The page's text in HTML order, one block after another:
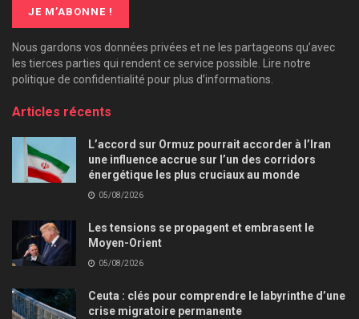
Nous gardons vos données privées et ne les partageons qu’avec
les tierces parties qui rendent ce service possible. Lire notre
politique de confidentialité pour plus d’informations.
Articles récents
L’accord sur Ormuz pourrait accorder à l’Iran
une influence accrue sur l’un des corridors
énergétique les plus cruciaux au monde
05/08/2026
Les tensions se propagent et embrasent le
Moyen-Orient
05/08/2026
Ceuta : clés pour comprendre le labyrinthe d’une
crise migratoire permanente